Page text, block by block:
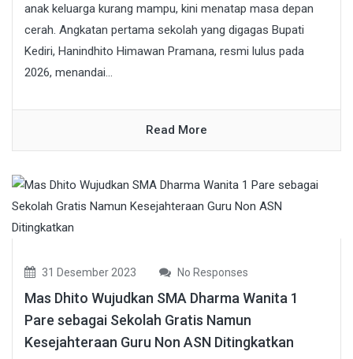
anak keluarga kurang mampu, kini menatap masa depan
cerah. Angkatan pertama sekolah yang digagas Bupati
Kediri, Hanindhito Himawan Pramana, resmi lulus pada
2026, menandai...
Read More
31 Desember 2023 No Responses
Mas Dhito Wujudkan SMA Dharma Wanita 1
Pare sebagai Sekolah Gratis Namun
Kesejahteraan Guru Non ASN Ditingkatkan